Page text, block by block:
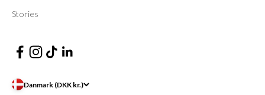
Stories
Danmark (DKK kr.)